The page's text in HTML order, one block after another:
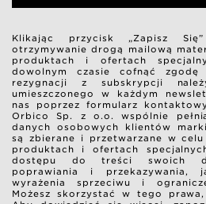
Klikając przycisk „Zapisz
otrzymywanie drogą mailową
produktach i ofertach
dowolnym czasie cofnąć
rezygnacji z subskrypcji
umieszczonego w każdym
nas poprzez formularz
Orbico Sp. z o.o. wspólnie
danych osobowych klientów
są zbierane i przetwarzane w
produktach i ofertach
dostępu do treści swoich
poprawiania i
wyrażenia sprzeciwu i
Możesz skorzystać w tego